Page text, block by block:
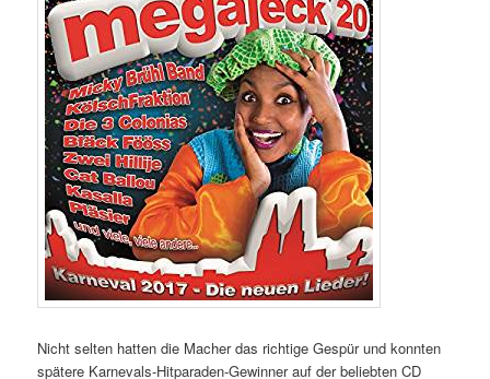
Nicht selten hatten die Macher das richtige Gespür und konnten
spätere Karnevals-Hitparaden-Gewinner auf der beliebten CD